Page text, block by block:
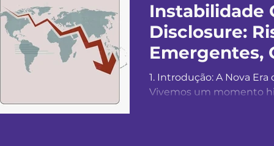
Instabilidade
Disclosure:
Emergentes,
Investidor
1. Introdução: A Nova
Vivemos um momento